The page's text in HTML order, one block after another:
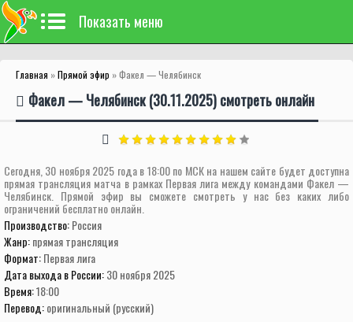
Показать меню
Главная »Прямой эфир » Факел — Челябинск
Факел — Челябинск (30.11.2025) смотреть онлайн
Сегодня, 30 ноября 2025 года в 18:00 по МСК на нашем сайте будет доступна
прямая трансляция матча в рамках Первая лига между командами Факел —
Челябинск. Прямой эфир вы сможете смотреть у нас без каких либо
ограничений бесплатно онлайн.
Производство:Россия
Жанр:прямая трансляция
Формат:Первая лига
Дата выхода в России:30 ноября 2025
Время:18:00
Перевод:оригинальный (русский)